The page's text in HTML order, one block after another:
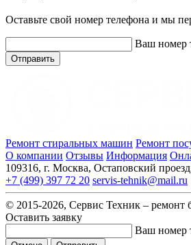
Оставьте свой номер телефона и мы
Ваш номер
Отправить
Ремонт стиральных машин Ремонт
О компании Отзывы Информация
109316, г. Москва, Остаповский
+7 (499) 397 72 20 servis-tehnik@mail.ru
© 2015-2026, Сервис Техник – ремонт
Оставить заявку
Ваш номер